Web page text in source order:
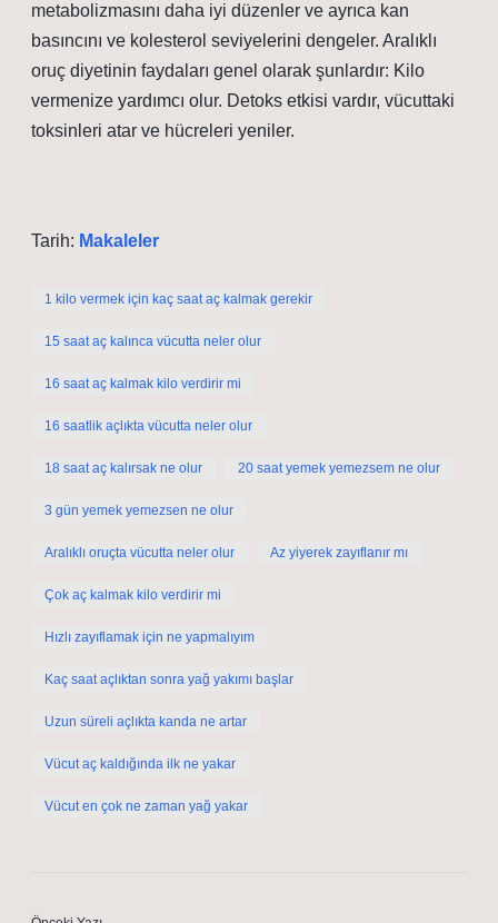
metabolizmasını daha iyi düzenler ve ayrıca kan
basıncını ve kolesterol seviyelerini dengeler. Aralıklı
oruç diyetinin faydaları genel olarak şunlardır: Kilo
vermenize yardımcı olur. Detoks etkisi vardır, vücuttaki
toksinleri atar ve hücreleri yeniler.
Tarih: Makaleler
1 kilo vermek için kaç saat aç kalmak gerekir
15 saat aç kalınca vücutta neler olur
16 saat aç kalmak kilo verdirir mi
16 saatlik açlıkta vücutta neler olur
18 saat aç kalırsak ne olur 20 saat yemek yemezsem ne olur
3 gün yemek yemezsen ne olur
Aralıklı oruçta vücutta neler olur Az yiyerek zayıflanır mı
Çok aç kalmak kilo verdirir mi
Hızlı zayıflamak için ne yapmalıyım
Kaç saat açlıktan sonra yağ yakımı başlar
Uzun süreli açlıkta kanda ne artar
Vücut aç kaldığında ilk ne yakar
Vücut en çok ne zaman yağ yakar